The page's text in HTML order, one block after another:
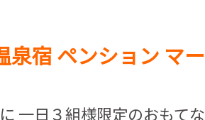
宿 ペンション マ
一日３組様限定のおもて